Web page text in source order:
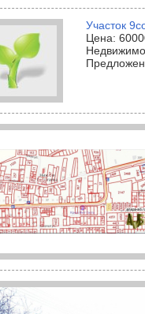
Участок
Цена: